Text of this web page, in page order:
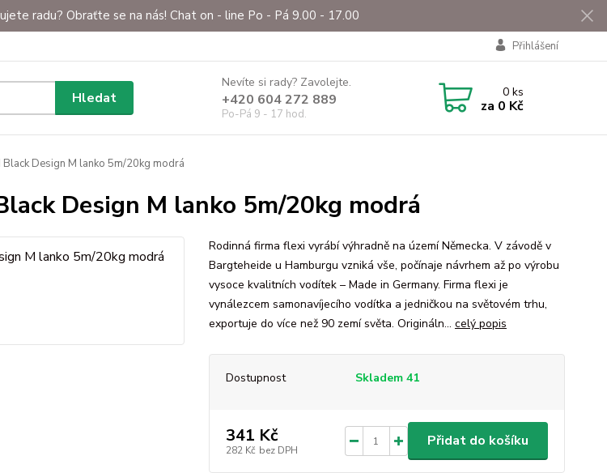
radu? Obraťte se na nás! Chat on - line Po - Pá 9.00 - 17.00
Přihlášení
Hledat
Nevíte si rady? Zavolejte.
+420 604 272 889
Po-Pá 9 - 17 hod.
0ks
za 0 Kč
Black Design M lanko 5m/20kg modrá
Design M lanko 5m/20kg modrá
Rodinná firma flexi vyrábí výhradně na území Německa. V závodě v
Bargteheide u Hamburgu vzniká vše, počínaje návrhem až po výrobu
vysoce kvalitních vodítek – Made in Germany. Firma flexi je
vynálezcem samonavíjecího vodítka a jedničkou na světovém trhu,
exportuje do více než 90 zemí světa. Origináln... celý popis
Dostupnost Skladem 41
341 Kč
282 Kč bez DPH
Přidat do košíku